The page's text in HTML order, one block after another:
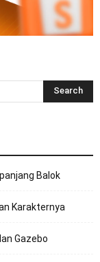
Balok
Karakternya
Gazebo